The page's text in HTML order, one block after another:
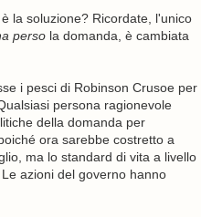
la soluzione? Ricordate, l'unico
persola domanda, è cambiata
i pesci di Robinson Crusoe per
persona ragionevole
della domanda per
ora sarebbe costretto a
ma lo standard di vita a livello
azioni del governo hanno